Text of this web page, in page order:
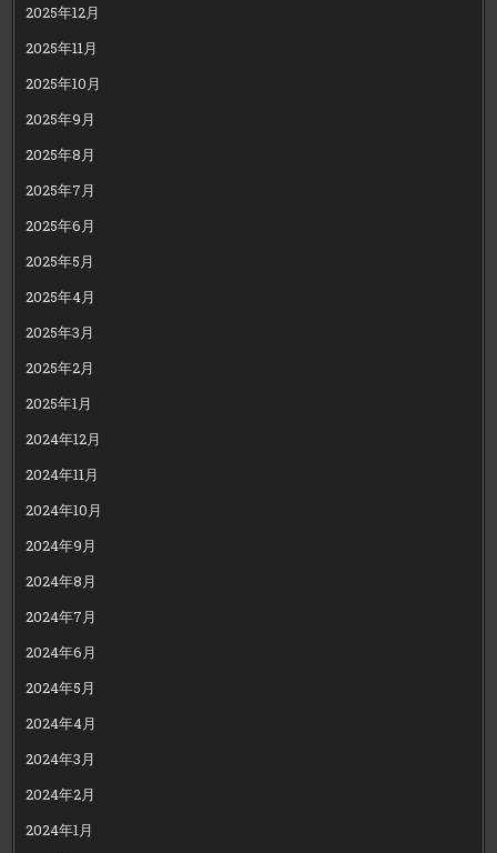
2025年12月
2025年11月
2025年10月
2025年9月
2025年8月
2025年7月
2025年6月
2025年5月
2025年4月
2025年3月
2025年2月
2025年1月
2024年12月
2024年11月
2024年10月
2024年9月
2024年8月
2024年7月
2024年6月
2024年5月
2024年4月
2024年3月
2024年2月
2024年1月